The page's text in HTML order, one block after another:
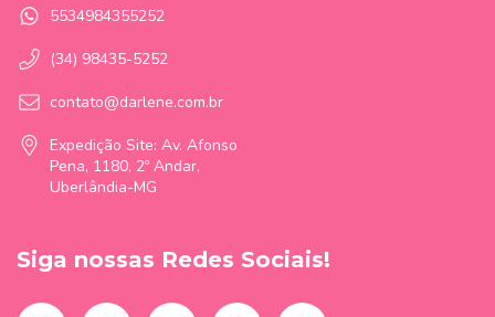
5534984355252
(34) 98435-5252
contato@darlene.com.br
Expedição Site: Av. Afonso
Pena, 1180, 2º Andar,
Uberlândia-MG
Siga nossas Redes Sociais!